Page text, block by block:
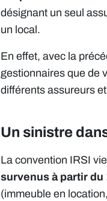
désignant un seul
un local.
En effet, avec la
gestionnaires que de
différents assureurs
Un sinistre
La convention IRSI
survenus à partir
(immeuble en